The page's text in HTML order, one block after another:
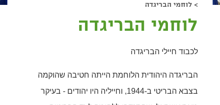
> לוחמי הבריגדה
לוחמי הבריגדה
לכבוד חיילי הבריגדה
הבריגדה היהודית הלוחמת הייתה חטיבה שהוקמה
בצבא הבריטי ב-1944, וחייליה היו יהודים - בעיקר